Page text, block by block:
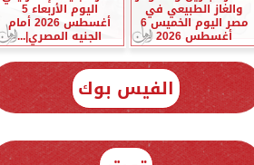
والغاز الطبيعي في
مصر اليوم الخميس 6
أغسطس 2026
اليوم الأربعاء 5
أغسطس 2026 أمام
الجنيه المصري|...
الفيس بوك